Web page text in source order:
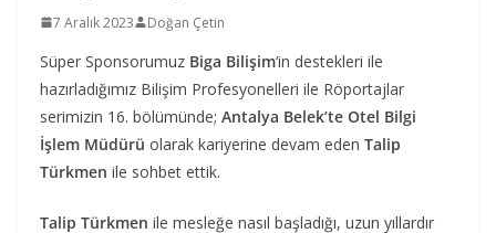
7 Aralık 2023 Doğan Çetin
Süper Sponsorumuz Biga Bilişim‘in destekleri ile
hazırladığımız Bilişim Profesyonelleri ile Röportajlar
serimizin 16. bölümünde; Antalya Belek’te Otel Bilgi
İşlem Müdürü olarak kariyerine devam eden Talip
Türkmen ile sohbet ettik.
Talip Türkmen ile mesleğe nasıl başladığı, uzun yıllardır